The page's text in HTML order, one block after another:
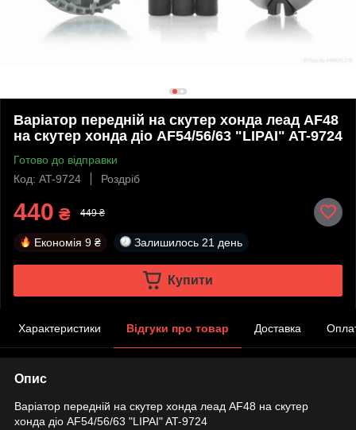
Варіатор передній на скутер хонда леад AF48
на скутер хонда діо AF54/56/63 "LIPAI" AT-9724
Готово до відправки
Код: AT-9724
Роздріб
440 ₴ 449 ₴
Економія 9 ₴ Залишилось 21 день
Купити
Характеристики Відгуки про товар Доставка
Опис
Варіатор передній на скутер хонда леад AF48 на скутер
хонда діо AF54/56/63 "LIPAI" AT-9724